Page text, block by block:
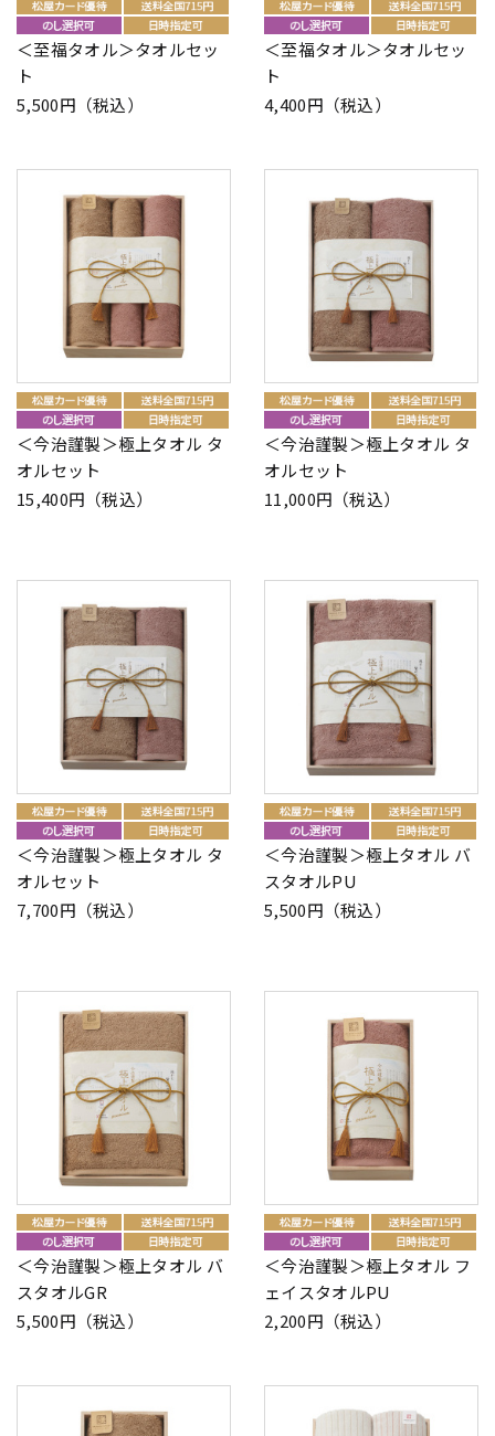
＜至福タオル＞タオルセッ
ト
5,500円（税込）
＜至福タオル＞タオルセッ
ト
4,400円（税込）
＜今治謹製＞極上タオル タ
オルセット
15,400円（税込）
＜今治謹製＞極上タオル タ
オルセット
11,000円（税込）
＜今治謹製＞極上タオル タ
オルセット
7,700円（税込）
＜今治謹製＞極上タオル バ
スタオルPU
5,500円（税込）
＜今治謹製＞極上タオル バ
スタオルGR
5,500円（税込）
＜今治謹製＞極上タオル フ
ェイスタオルPU
2,200円（税込）